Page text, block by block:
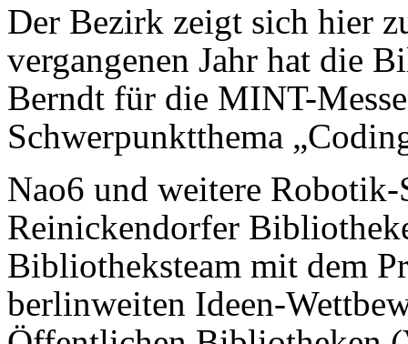
Der Bezirk zeigt sich hier
vergangenen Jahr hat die
Berndt für die MINT-
Schwerpunktthema
Nao6 und weitere Robotik-
Reinickendorfer
Bibliotheksteam mit dem
berlinweiten Ideen-